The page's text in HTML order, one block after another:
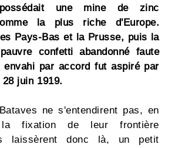
une mine de zinc
la plus riche d'Europe.
Pays-Bas et la Prusse, puis la
confetti abandonné faute
envahi par accord fut aspiré par
juin 1919.
ne s'entendirent pas, en
fixation de leur frontière
laissèrent donc là, un petit